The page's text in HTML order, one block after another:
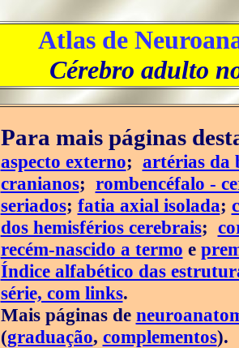
Atlas de
Cérebro adulto
Para mais páginas
aspecto externo; artérias da
cranianos; rombencéfalo -
seriados; fatia axial isolada;
dos hemisférios cerebrais;
recém-nascido a termo e
Índice alfabético das
série, com links.
Mais páginas de
(graduação, complementos).